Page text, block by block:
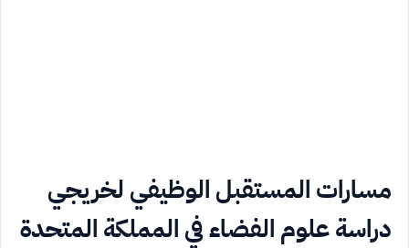
مسارات المستقبل الوظيفي لخريجي
دراسة علوم الفضاء في المملكة المتحدة